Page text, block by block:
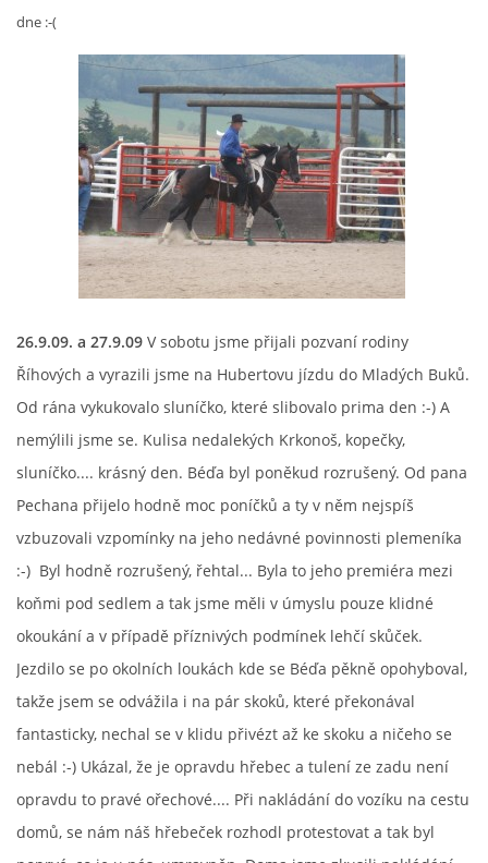
dne :-(
26.9.09. a 27.9.09 V sobotu jsme přijali pozvaní rodiny
Říhových a vyrazili jsme na Hubertovu jízdu do Mladých Buků.
Od rána vykukovalo sluníčko, které slibovalo prima den :-) A
nemýlili jsme se. Kulisa nedalekých Krkonoš, kopečky,
sluníčko.... krásný den. Béďa byl poněkud rozrušený. Od pana
Pechana přijelo hodně moc poníčků a ty v něm nejspíš
vzbuzovali vzpomínky na jeho nedávné povinnosti plemeníka
:-) Byl hodně rozrušený, řehtal... Byla to jeho premiéra mezi
koňmi pod sedlem a tak jsme měli v úmyslu pouze klidné
okoukání a v případě příznivých podmínek lehčí skůček.
Jezdilo se po okolních loukách kde se Béďa pěkně opohyboval,
takže jsem se odvážila i na pár skoků, které překonával
fantasticky, nechal se v klidu přivézt až ke skoku a ničeho se
nebál :-) Ukázal, že je opravdu hřebec a tulení ze zadu není
opravdu to pravé ořechové.... Při nakládání do vozíku na cestu
domů, se nám náš hřebeček rozhodl protestovat a tak byl